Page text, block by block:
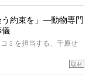
はやとも」さんに、愛
ュー。
犬好きで心霊分野の知
もちゃはどうすればい
う約束を」―動物専門
儀
ミを担当する、千原せ
取材